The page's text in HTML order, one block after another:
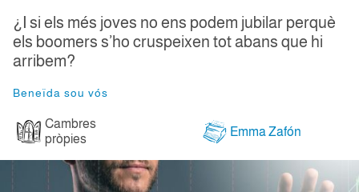
¿I si els més joves no ens podem jubilar perquè
els boomers s’ho cruspeixen tot abans que hi
arribem?
Beneïda sou vós
Cambres
pròpies
Emma Zafón